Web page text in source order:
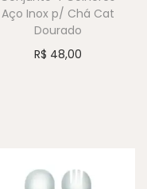
Aço Inox p/ Chá Cat
Dourado
R$ 48,00